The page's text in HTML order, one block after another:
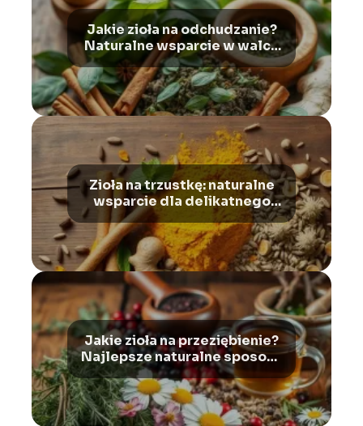
Jakie zioła na odchudzanie?
Naturalne wsparcie w walce
z nadwagą i otyłością
Zioła na trzustkę: naturalne
wsparcie dla delikatnego
organu
Jakie zioła na przeziębienie?
Najlepsze naturalne sposoby
na infekcję i wzmocnienie
odporności